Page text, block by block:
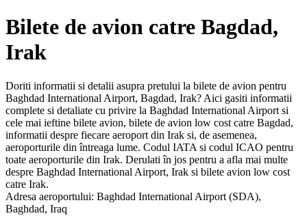
Bilete de avion catre Bagdad,
Irak
Doriti informatii si detalii asupra pretului la bilete de avion pentru
Baghdad International Airport, Bagdad, Irak? Aici gasiti informatii
complete si detaliate cu privire la Baghdad International Airport si
cele mai ieftine bilete avion, bilete de avion low cost catre Bagdad,
informatii despre fiecare aeroport din Irak si, de asemenea,
aeroporturile din întreaga lume. Codul IATA si codul ICAO pentru
toate aeroporturile din Irak. Derulati în jos pentru a afla mai multe
despre Baghdad International Airport, Irak si bilete avion low cost
catre Irak.
Adresa aeroportului: Baghdad International Airport (SDA),
Baghdad, Iraq